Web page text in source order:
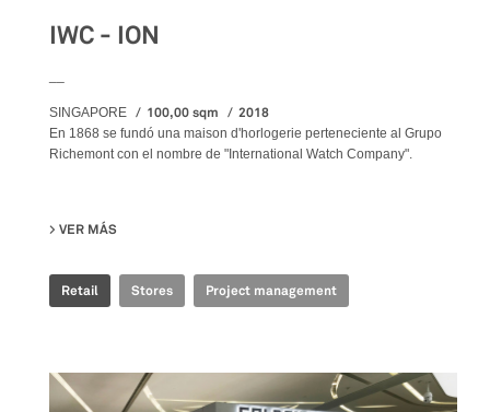
IWC - ION
SINGAPORE 100,00 sqm 2018
En 1868 se fundó una maison d'horlogerie perteneciente al Grupo
Richemont con el nombre de "International Watch Company".
VER MÁS
Retail Stores Project management